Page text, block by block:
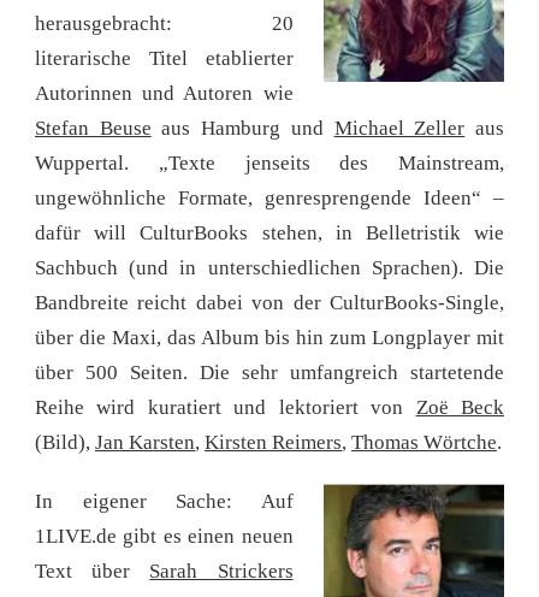
herausgebracht: 20
literarische Titel etablierter
Autorinnen und Autoren wie
Stefan Beuse aus Hamburg und Michael Zeller aus
Wuppertal. „Texte jenseits des Mainstream,
ungewöhnliche Formate, genresprengende Ideen“ –
dafür will CulturBooks stehen, in Belletristik wie
Sachbuch (und in unterschiedlichen Sprachen). Die
Bandbreite reicht dabei von der CulturBooks-Single,
über die Maxi, das Album bis hin zum Longplayer mit
über 500 Seiten. Die sehr umfangreich startetende
Reihe wird kuratiert und lektoriert von Zoë Beck
(Bild), Jan Karsten, Kirsten Reimers, Thomas Wörtche.
In eigener Sache: Auf
1LIVE.de gibt es einen neuen
Text über Sarah Strickers